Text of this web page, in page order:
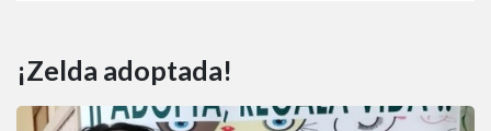
¡Zelda adoptada!